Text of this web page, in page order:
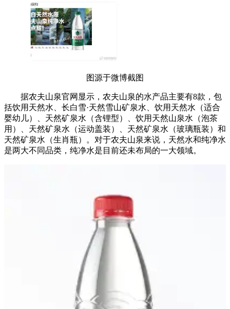
图源于微博截图
据农夫山泉官网显示，农夫山泉的水产品主要有8款，包
括饮用天然水、长白雪·天然雪山矿泉水、饮用天然水（适合
婴幼儿）、天然矿泉水（含锂型）、饮用天然山泉水（泡茶
用）、天然矿泉水（运动盖装）、天然矿泉水（玻璃瓶装）和
天然矿泉水（生肖瓶）。对于农夫山泉来说，天然水和纯净水
是两大不同品类，纯净水是目前还未布局的一大领域。